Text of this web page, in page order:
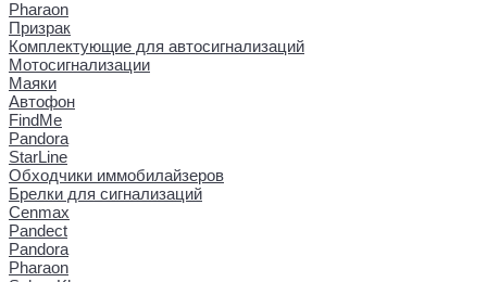
Pharaon
Призрак
Комплектующие для автосигнализаций
Мотосигнализации
Маяки
Автофон
FindMe
Pandora
StarLine
Обходчики иммобилайзеров
Брелки для сигнализаций
Cenmax
Pandect
Pandora
Pharaon